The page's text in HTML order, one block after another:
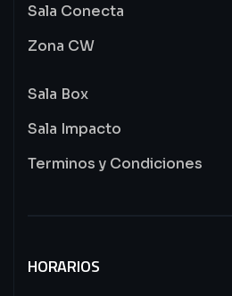
Sala Conecta
Zona CW
Sala Box
Sala Impacto
Terminos y Condiciones
HORARIOS